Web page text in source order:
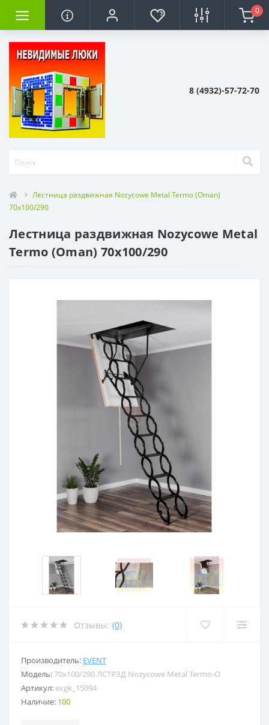
0
8 (4932)-57-72-70
Лестница раздвижная Nozycowe Metal Termo (Oman)
70x100/290
Лестница раздвижная Nozycowe Metal
Termo (Oman) 70x100/290
Отзывы: (0)
Производитель: EVENT
Модель:70x100/290 ЛСТРЗД Nozycowe Metal Termo-O
Артикул: evgk_15094
Наличие: 100